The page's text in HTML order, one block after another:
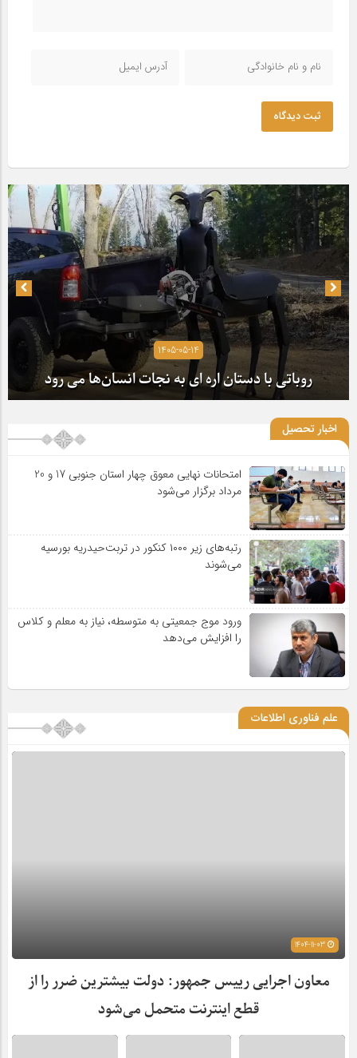
ثبت دیدگاه
1405-05-14
روباتی با دستان اره ای به نجات انسان‌ها می رود
اخبار تحصیل
امتحانات نهایی معوق چهار استان جنوبی 17 و 20
مرداد برگزار می‌شود
رتبه‌های زیر ۱۰۰۰ کنکور در تربت‌حیدریه بورسیه
می‌شوند
ورود موج جمعیتی به متوسطه، نیاز به معلم و کلاس
را افزایش می‌دهد
علم فناوری اطلاعات
معاون اجرایی رییس جمهور: دولت بیشترین ضرر را از
قطع اینترنت متحمل می‌شود